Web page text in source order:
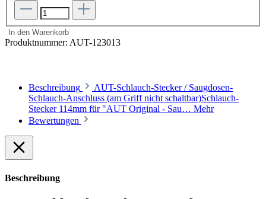
In den Warenkorb
Produktnummer: AUT-123013
Beschreibung
AUT-Schlauch-Stecker / Saugdosen-
Schlauch-Anschluss (am Griff nicht schaltbar)Schlauch-
Stecker 114mm für "AUT Original - Sau… Mehr
Bewertungen
Beschreibung